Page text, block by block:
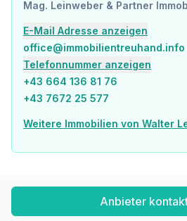
Arzt <1.500m
Apotheke <2.000m
Krankenhaus <3.000m
Kinder & Schulen
Schule <500m
Höhere Schule <2.000m
Nahversorgung
Bäckerei <2.000m
Einkaufszentrum <1.000m
Mag. Leinweber & Partner
E-Mail Adresse anzeigen
office@immobilientreuhand.info
Telefonnummer anzeigen
+43 664 136 81 76
+43 7672 25 577
Weitere Immobilien von Walter
Anbieter